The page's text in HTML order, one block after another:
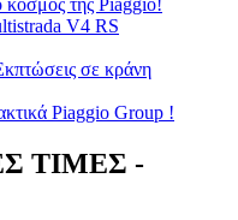
της Piaggio!
V4 RS
σε κράνη
Piaggio Group !
ΤΙΜΕΣ -